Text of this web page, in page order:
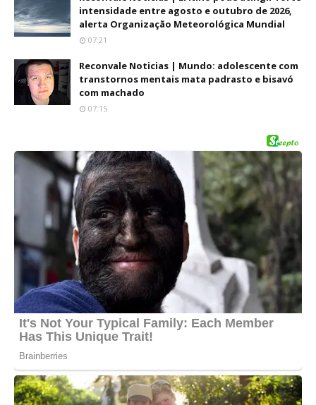
intensidade entre agosto e outubro de 2026,
alerta Organização Meteorológica Mundial
07:21
Reconvale Noticias | Mundo: adolescente com
transtornos mentais mata padrasto e bisavó
com machado
07:15